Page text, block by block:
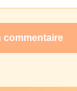
commentaire